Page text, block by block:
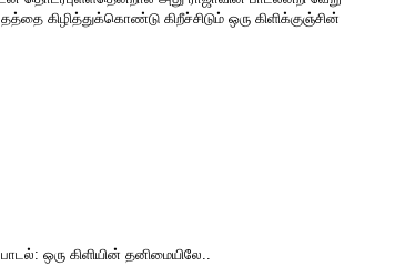
கிழித்துக்கொண்டு கிறீச்சிடும் ஒரு கிளிக்குஞ்சின்
ஒரு கிளியின் தனிமையிலே..